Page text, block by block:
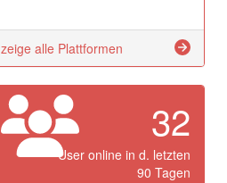
zeige alle Plattformen
32
User online in d. letzten
90 Tagen